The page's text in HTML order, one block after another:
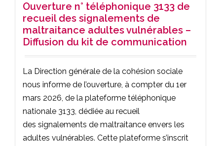
Ouverture n° téléphonique 3133 de
recueil des signalements de
maltraitance adultes vulnérables –
Diffusion du kit de communication
La Direction générale de la cohésion sociale
nous informe de l’ouverture, à compter du 1er
mars 2026, de la plateforme téléphonique
nationale 3133, dédiée au recueil
des signalements de maltraitance envers les
adultes vulnérables. Cette plateforme s’inscrit